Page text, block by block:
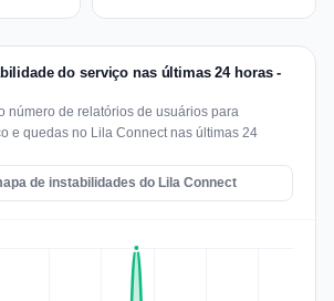
do serviço nas últimas 24 horas -
número de relatórios de usuários para
e quedas no Lila Connect nas últimas 24
de instabilidades do Lila Connect